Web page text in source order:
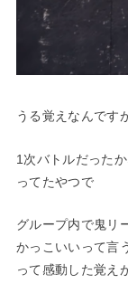
うる覚えなんです
1次バトルだった
ってたやつで
グループ内で鬼リ
かっこいいって言
って感動した覚え